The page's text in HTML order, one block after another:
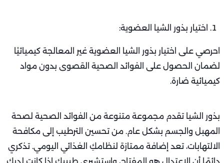
اختيار بذور الشيا العضوية:
احرصي على اختيار بذور الشيا العضوية غير المعالجة كيميائيًا
لضمان الحصول على الفوائد الصحية القصوى بدون مواد
كيميائية ضارة.
بذور الشيا تقدم مجموعة متنوعة من الفوائد الصحية لصحة
المهبل والجسم بشكل عام. من تحسين الترطيب إلى مكافحة
الالتهابات، تعد إضافة ممتازة لنظامكِ الغذائي اليومي. تذكري